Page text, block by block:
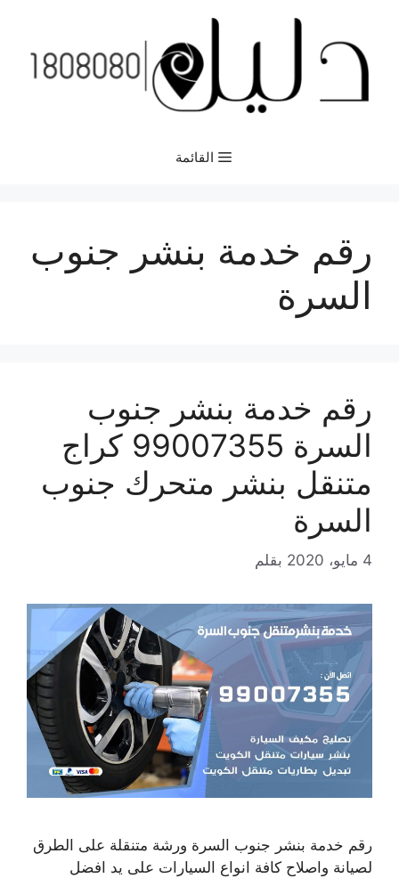
المحتوى
القائمة
رقم خدمة بنشر جنوب
السرة
رقم خدمة بنشر جنوب
السرة 99007355 كراج
متنقل بنشر متحرك جنوب
السرة
4 مايو، 2020 بقلم
رقم خدمة بنشر جنوب السرة ورشة متنقلة على الطرق
لصيانة واصلاح كافة انواع السيارات على يد افضل